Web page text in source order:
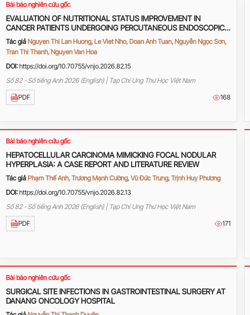
Bài báo nghiên cứu gốc
EVALUATION OF NUTRITIONAL STATUS IMPROVEMENT IN
CANCER PATIENTS UNDERGOING PERCUTANEOUS ENDOSCOPIC
GASTROSTOMY (PEG)
Tác giả Nguyen Thi Lan Huong, Le Viet Nho, Doan Anh Tuan, Nguyễn Ngọc Sơn,
Tran Thi Thanh, Nguyen Van Hoa
DOI:https://doi.org/10.70755/vnjo.2026.82.15
Số 82 - Số tiếng Anh 2026 (English) | Tạp Chí Ung Thư Học Việt Nam
PDF 168
Bài báo nghiên cứu gốc
HEPATOCELLULAR CARCINOMA MIMICKING FOCAL NODULAR
HYPERPLASIA: A CASE REPORT AND LITERATURE REVIEW
Tác giả Phạm Thế Anh, Trương Mạnh Cường, Vũ Đức Trung, Trịnh Huy Phương
DOI:https://doi.org/10.70755/vnjo.2026.82.13
Số 82 - Số tiếng Anh 2026 (English) | Tạp Chí Ung Thư Học Việt Nam
PDF 171
Bài báo nghiên cứu gốc
SURGICAL SITE INFECTIONS IN GASTROINTESTINAL SURGERY AT
DANANG ONCOLOGY HOSPITAL